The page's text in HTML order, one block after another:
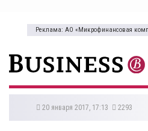
Реклама: АО «Микрофинансовая
20 января 2017, 17:13 2293